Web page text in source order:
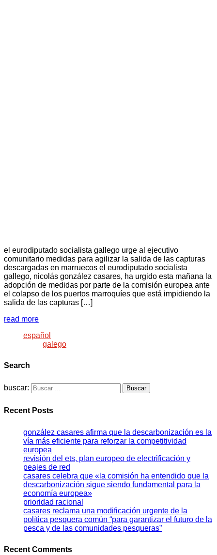
el eurodiputado socialista gallego urge al ejecutivo
comunitario medidas para agilizar la salida de las capturas
descargadas en marruecos el eurodiputado socialista
gallego, nicolás gonzález casares, ha urgido esta mañana la
adopción de medidas por parte de la comisión europea ante
el colapso de los puertos marroquíes que está impidiendo la
salida de las capturas […]
read more
español
galego
Search
buscar:
Recent Posts
gonzález casares afirma que la descarbonización es la
vía más eficiente para reforzar la competitividad
europea
revisión del ets, plan europeo de electrificación y
peajes de red
casares celebra que «la comisión ha entendido que la
descarbonización sigue siendo fundamental para la
economía europea»
prioridad racional
casares reclama una modificación urgente de la
política pesquera común “para garantizar el futuro de la
pesca y de las comunidades pesqueras”
Recent Comments